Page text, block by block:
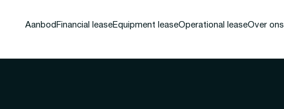
Aanbod Financial leaseEquipment leaseOperational leaseOver ons